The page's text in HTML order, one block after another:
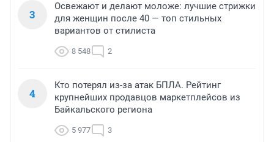
3
Освежают и делают моложе: лучшие стрижки
для женщин после 40 — топ стильных
вариантов от стилиста
8 548 2
4
Кто потерял из-за атак БПЛА. Рейтинг
крупнейших продавцов маркетплейсов из
Байкальского региона
5 977 3